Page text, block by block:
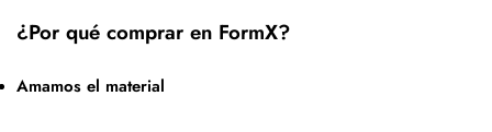
¿Por qué comprar en FormX?
Amamos el material